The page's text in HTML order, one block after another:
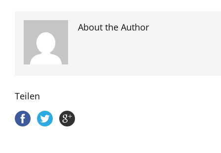
About the Author
Teilen